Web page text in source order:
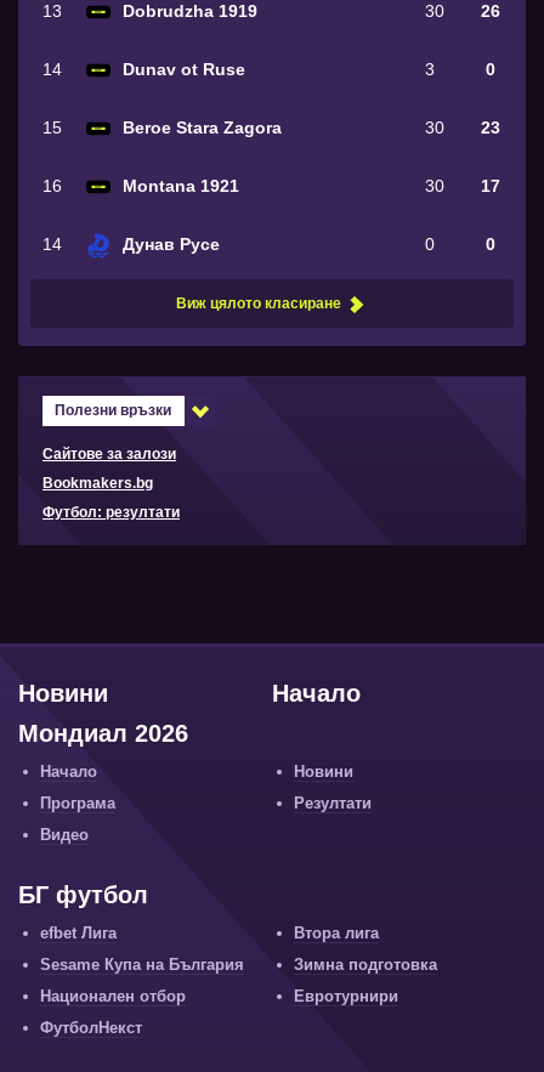
13 Dobrudzha 1919 30 26
14 Dunav ot Ruse 3 0
15 Beroe Stara Zagora 30 23
16 Montana 1921 30 17
14 Дунав Русе 0 0
Виж цялото класиране
Полезни връзки
Сайтове за залози
Bookmakers.bg
Футбол: резултати
Начало
Новини
Мондиал 2026
Начало
Новини
Програма
Резултати
Видео
БГ футбол
efbet Лига
Втора лига
Sesame Купа на България
Зимна подготовка
Национален отбор
Евротурнири
ФутболНекст